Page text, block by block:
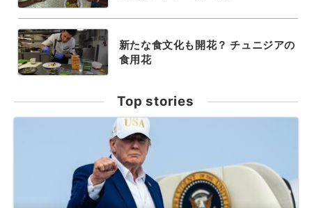
新たな食文化も開花？ チュニジアの
食用花
Top stories